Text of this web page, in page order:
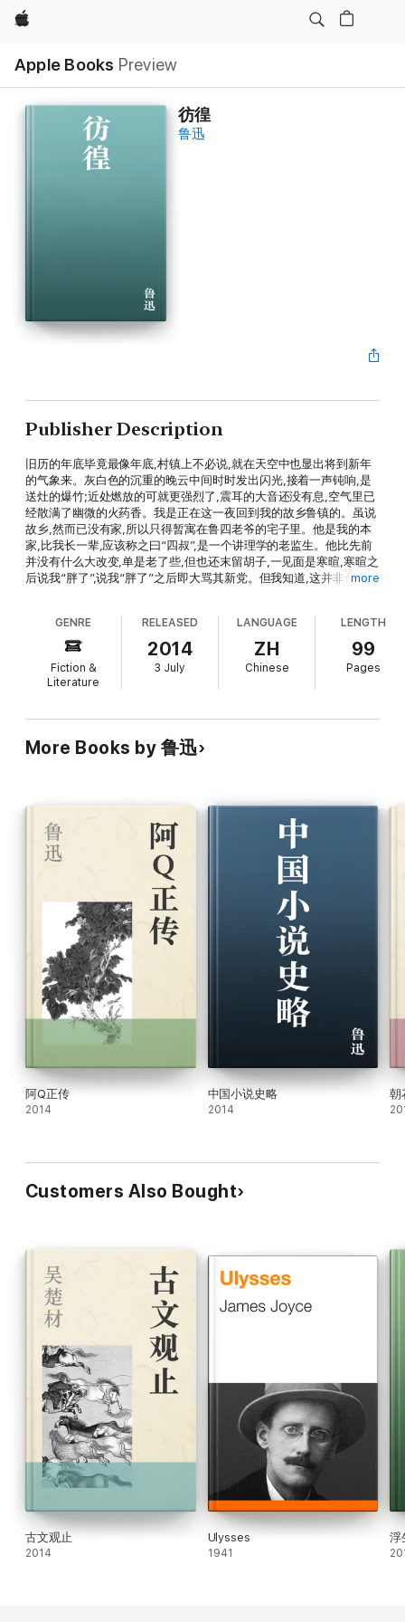
Apple
Apple Books Preview
彷徨
鲁迅
Publisher Description
旧历的年底毕竟最像年底,村镇上不必说,就在天空中也显出将到新年
的气象来。灰白色的沉重的晚云中间时时发出闪光,接着一声钝响,是
送灶的爆竹;近处燃放的可就更强烈了,震耳的大音还没有息,空气里已
经散满了幽微的火药香。我是正在这一夜回到我的故乡鲁镇的。虽说
故乡,然而已没有家,所以只得暂寓在鲁四老爷的宅子里。他是我的本
家,比我长一辈,应该称之曰“四叔”,是一个讲理学的老监生。他比先前
并没有什么大改变,单是老了些,但也还末留胡子,一见面是寒暄,寒暄之
后说我“胖了”,说我“胖了”之后即大骂其新党。但我知道,这并非借题在
more
GENRE
Fiction &
Literature
RELEASED
2014
3 July
LANGUAGE
ZH
Chinese
LENGTH
99
Pages
More Books by 鲁迅
阿Q正传
2014
中国小说史略
2014
朝
Customers Also Bought
古文观止
2014
Ulysses
1941
浮